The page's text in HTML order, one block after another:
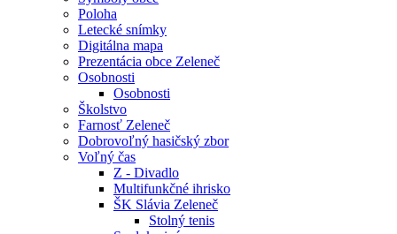
Poloha
Letecké snímky
Digitálna mapa
Prezentácia obce Zeleneč
Osobnosti
Osobnosti
Školstvo
Farnosť Zeleneč
Dobrovoľný hasičský zbor
Voľný čas
Z - Divadlo
Multifunkčné ihrisko
ŠK Slávia Zeleneč
Stolný tenis